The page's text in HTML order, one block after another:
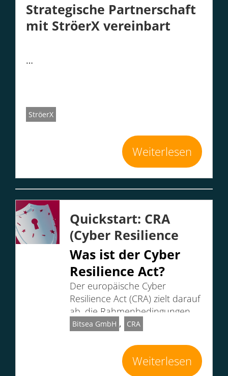
Strategische Partnerschaft
mit StröerX vereinbart
…
StröerX
Weiterlesen
Quickstart: CRA
(Cyber Resilience
Act)
Was ist der Cyber
Resilience Act?
Der europäische Cyber
Resilience Act (CRA) zielt darauf
ab, die Rahmenbedingungen
für die Entwicklung
Bitsea GmbH , CRA
Weiterlesen